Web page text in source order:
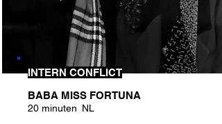
INTERN CONFLICT
20 minuten
BABA MISS FORTUNA
NL